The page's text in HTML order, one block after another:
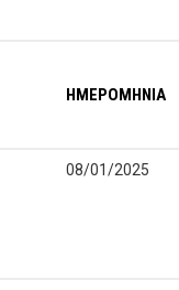
ΗΜΕΡΟΜΗΝΙΑ
08/01/2025